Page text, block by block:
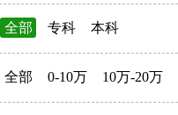
全部 专科 本科
全部 0-10万 10万-20万